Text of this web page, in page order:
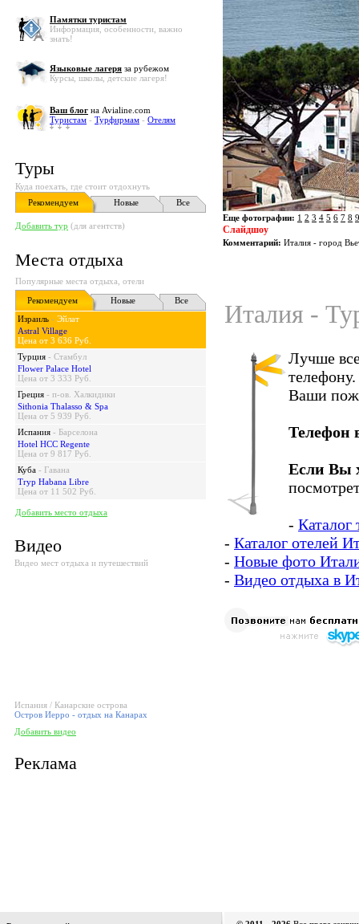
Памятки туристам
Информация, особенности, важно
знать!
Языковые лагеря за рубежом
Курсы, школы, детские лагеря!
Ваш блог на Avialine.com
Туристам - Турфирмам - Отелям
Туры
Куда поехать, где стоит отдохнуть
Рекомендуем
Новые Все
Добавить тур (для агентств)
Места отдыха
Популярные места отдыха, отели
Рекомендуем
Новые
Все
Израиль - Эйлат
Astral Village
Цена от 3 636 Руб.
Турция - Стамбул
Flower Palace Hotel
Цена от 3 333 Руб.
Греция - п-ов. Халкидики
Sithonia Thalasso & Spa
Цена от 5 939 Руб.
Испания - Барселона
Hotel HCC Regente
Цена от 9 817 Руб.
Куба - Гавана
Tryp Habana Libre
Цена от 11 502 Руб.
Добавить место отдыха
Видео
Видео мест отдыха и путешествий
Испания / Канарские острова
Остров Иерро - отдых на Канарах
Добавить видео
Реклама
Еще фотографии: 1 2 3 4 5 6 7 8 9
Слайдшоу
Комментарий: Италия - город
Италия -
Лучше
Ваши
Телефон
Если Вы
- Каталог
- Каталог отелей
- Новые фото
- Видео отдыха в